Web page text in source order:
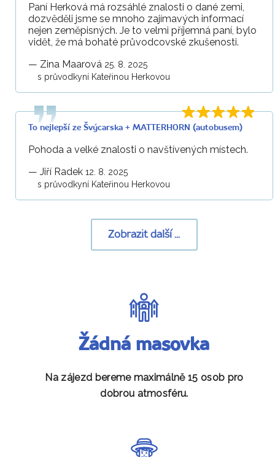
Paní Herková má rozsáhlé znalosti o dané zemi,
dozvěděli jsme se mnoho zajímavých informací
nejen zeměpisných. Je to velmi příjemná paní, bylo
vidět, že má bohaté průvodcovské zkušenosti.
— Zina Maarová 25. 8. 2025
s průvodkyní Kateřinou Herkovou
To nejlepší ze Švýcarska + MATTERHORN (autobusem)
Pohoda a velké znalosti o navštívených místech.
— Jiří Radek 12. 8. 2025
s průvodkyní Kateřinou Herkovou
Zobrazit další ...
Žádná masovka
Na zájezd bereme maximálně 15 osob pro
dobrou atmosféru.